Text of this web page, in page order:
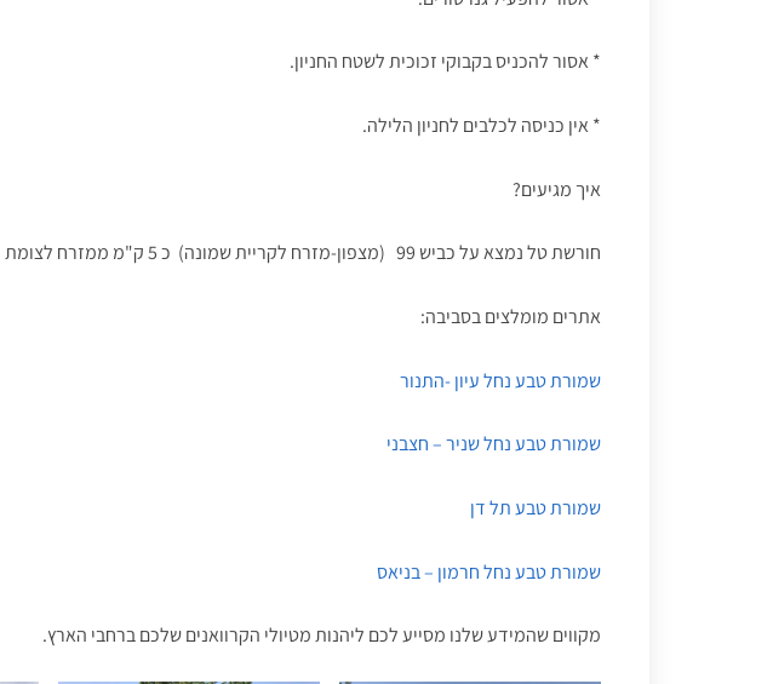
* אסור להכניס בקבוקי זכוכית לשטח החניון.
* אין כניסה לכלבים לחניון הלילה.
איך מגיעים?
חורשת טל נמצא על כביש 99 (מצפון-מזרח לקריית שמונה) כ 5 ק"מ ממזרח לצומת המצודות.
אתרים מומלצים בסביבה:
שמורת טבע נחל עיון -התנור
שמורת טבע נחל שניר – חצבני
שמורת טבע תל דן
שמורת טבע נחל חרמון – בניאס
מקווים שהמידע שלנו מסייע לכם ליהנות מטיולי הקרוואנים שלכם ברחבי הארץ.